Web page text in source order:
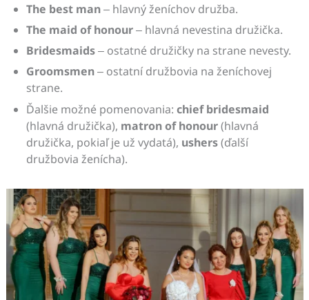
The best man– hlavný ženíchov družba.
The maid of honour– hlavná nevestina družička.
Bridesmaids– ostatné družičky na strane nevesty.
Groomsmen– ostatní družbovia na ženíchovej
strane.
Ďalšie možné pomenovania:chief bridesmaid
(hlavná družička), matron of honour(hlavná
družička, pokiaľ je už vydatá), ushers(ďalší
družbovia ženícha).